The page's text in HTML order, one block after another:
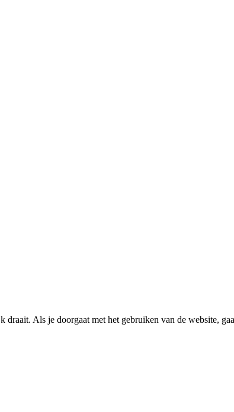
Als je doorgaat met het gebruiken van de website,